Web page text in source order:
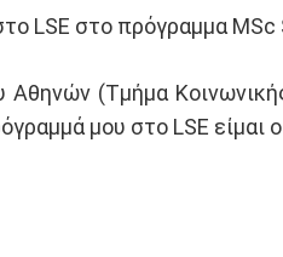
LSE στο πρόγραμμα
(Τμήμα
μου στο LSE είμαι